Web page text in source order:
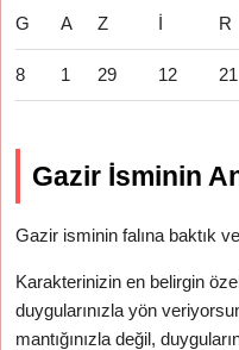
G A Z İ R
8 1 29 12 21
Gazir İsminin
Gazir isminin falına baktık
Karakterinizin en belirgin
duygularınızla yön
mantığınızla değil,